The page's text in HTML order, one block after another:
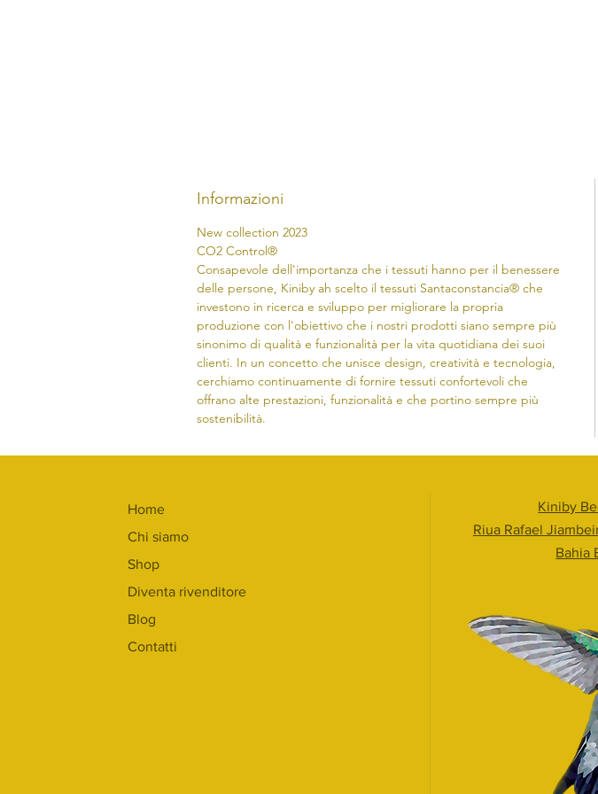
Informazioni
New collection 2023
CO2 Control®
Consapevole dell'importanza che i tessuti hanno per il benessere
delle persone, Kiniby ah scelto il tessuti Santaconstancia® che
investono in ricerca e sviluppo per migliorare la propria
produzione con l'obiettivo che i nostri prodotti siano sempre più
sinonimo di qualità e funzionalità per la vita quotidiana dei suoi
clienti. In un concetto che unisce design, creatività e tecnologia,
cerchiamo continuamente di fornire tessuti confortevoli che
offrano alte prestazioni, funzionalità e che portino sempre più
sostenibilità.
Home
Chi siamo
Shop
Diventa rivenditore
Blog
Contatti
Kiniby
Riua Rafael
Bahia